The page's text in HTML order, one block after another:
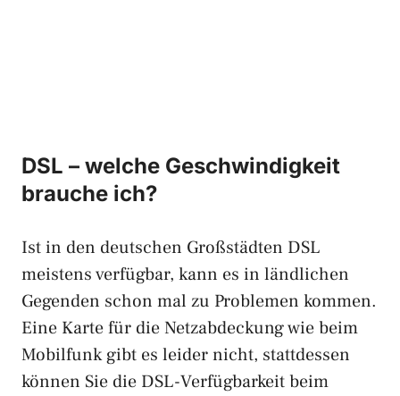
DSL – welche Geschwindigkeit
brauche ich?
Ist in den deutschen Großstädten DSL
meistens verfügbar, kann es in ländlichen
Gegenden schon mal zu Problemen kommen.
Eine Karte für die Netzabdeckung wie beim
Mobilfunk gibt es leider nicht, stattdessen
können Sie die DSL-Verfügbarkeit beim